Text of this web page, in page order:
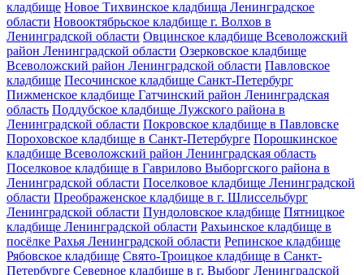
кладбище Новое Тихвинское кладбища Ленинградское
области Новооктябрьское кладбище г. Волхов в
Ленинградской области Овцинское кладбище Всеволожский
район Ленинградской области Озерковское кладбище
Всеволожский район Ленинградской области Павловское
кладбище Песочинское кладбище Санкт-Петербург
Пижменское кладбище Гатчинский район Ленинградская
область Поддубское кладбище Лужского района в
Ленинградской области Покровское кладбище в Павловске
Пороховское кладбище в Санкт-Петербурге Порошкинское
кладбище Всеволожский район Ленинградская область
Поселковое кладбище в Гаврилово Выборгского района в
Ленинградской области Поселковое кладбище Ленинградской
области Преображенское кладбище в г. Шлиссельбург
Ленинградской области Пундоловское кладбище Пятницкое
кладбище Ленинградской области Рахьинское кладбище в
посёлке Рахья Ленинградской области Репинское кладбище
Рябовское кладбище Свято-Троицкое кладбище в Санкт-
Петербурге Северное кладбище в г. Выборг Ленинградской